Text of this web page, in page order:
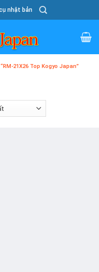
nhật bản
21X26 Top Kogyo Japan”